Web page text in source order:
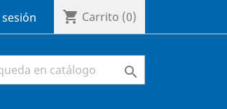
shopping_cart Carrito (0)
